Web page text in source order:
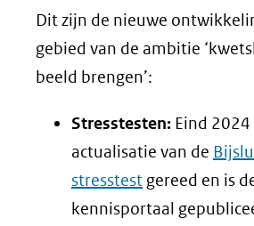
Dit zijn de nieuwe
gebied van de ambitie
beeld brengen’:
Stresstesten: Eind 2024
actualisatie van de
stresstest gereed en is
kennisportaal